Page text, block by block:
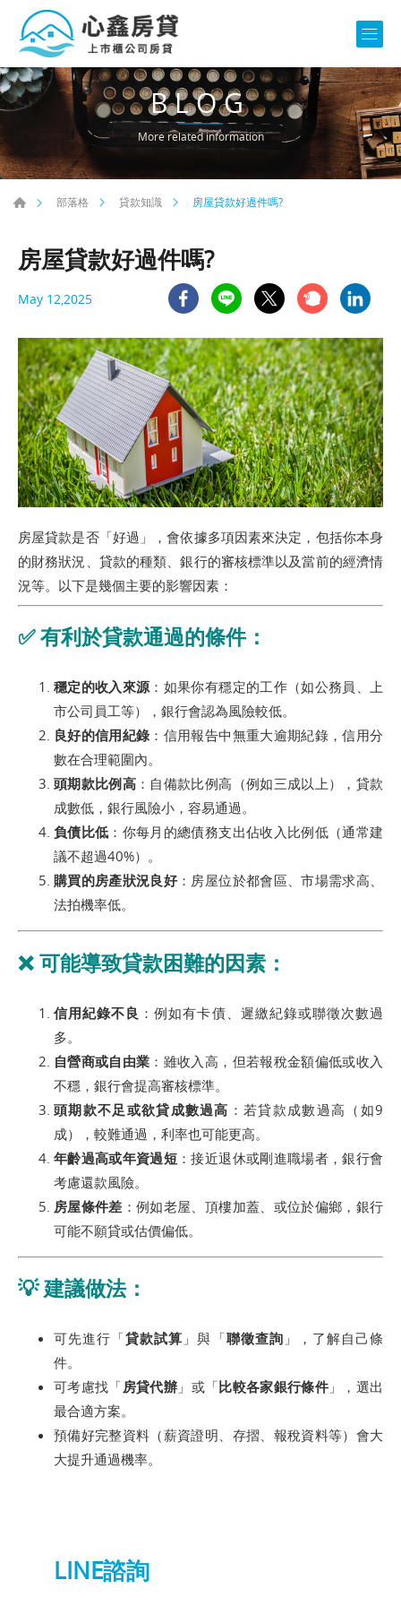
BLOG
More related information
部落格 貸款知識 房屋貸款好過件嗎?
房屋貸款好過件嗎?
May 12,2025
房屋貸款是否「好過」，會依據多項因素來決定，包括你本身
的財務狀況、貸款的種類、銀行的審核標準以及當前的經濟情
況等。以下是幾個主要的影響因素：
✅有利於貸款通過的條件：
穩定的收入來源：如果你有穩定的工作（如公務員、上
市公司員工等），銀行會認為風險較低。
良好的信用紀錄：信用報告中無重大逾期紀錄，信用分
數在合理範圍內。
頭期款比例高 ：自備款比例高（例如三成以上），貸款
成數低，銀行風險小，容易通過。
負債比低 ：你每月的總債務支出佔收入比例低（通常建
議不超過40%）。
購買的房產狀況良好：房屋位於都會區、市場需求高、
法拍機率低。
❌可能導致貸款困難的因素：
信用紀錄不良 ：例如有卡債、遲繳紀錄或聯徵次數過
多。
自營商或自由業 ：雖收入高，但若報稅金額偏低或收入
不穩，銀行會提高審核標準。
頭期款不足或欲貸成數過高 ：若貸款成數過高（如9
成），較難通過，利率也可能更高。
年齡過高或年資過短 ：接近退休或剛進職場者，銀行會
考慮還款風險。
房屋條件差 ：例如老屋、頂樓加蓋、或位於偏鄉，銀行
可能不願貸或估價偏低。
💡 建議做法：
可先進行「貸款試算 」與「聯徵查詢 」，了解自己條
件。
可考慮找「房貸代辦 」或「比較各家銀行條件 」，選出
最合適方案。
預備好完整資料（薪資證明、存摺、報稅資料等）會大
大提升通過機率。
LINE諮詢